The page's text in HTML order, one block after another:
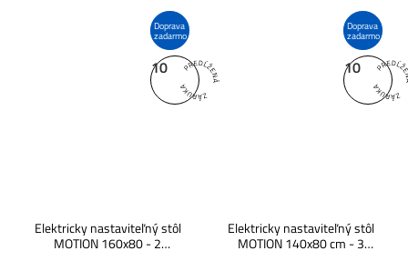
Doprava
zadarmo
10
Elektricky nastaviteľný stôl
MOTION 160x80 - 2
Doprava
zadarmo
10
Elektricky nastaviteľný stôl
MOTION 140x80 cm - 3